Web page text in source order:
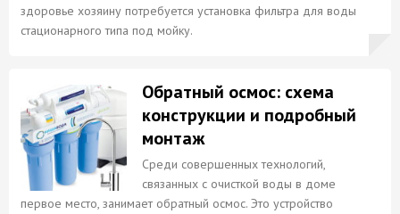
здоровье хозяину потребуется установка фильтра для воды
стационарного типа под мойку.
Обратный осмос: схема
конструкции и подробный
монтаж
Среди совершенных технологий,
связанных с очисткой воды в доме
первое место, занимает обратный осмос. Это устройство